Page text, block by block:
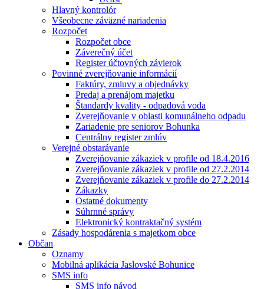
Hlavný kontrolór
Všeobecne záväzné nariadenia
Rozpočet
Rozpočet obce
Záverečný účet
Register účtovných závierok
Povinné zverejňovanie informácií
Faktúry, zmluvy a objednávky
Predaj a prenájom majetku
Štandardy kvality - odpadová voda
Zverejňovanie v oblasti komunálneho odpadu
Zariadenie pre seniorov Bohunka
Centrálny register zmlúv
Verejné obstarávanie
Zverejňovanie zákaziek v profile od 18.4.2016
Zverejňovanie zákaziek v profile od 27.2.2014
Zverejňovanie zákaziek v profile do 27.2.2014
Zákazky
Ostatné dokumenty
Súhrnné správy
Elektronický kontraktačný systém
Zásady hospodárenia s majetkom obce
Občan
Oznamy
Mobilná aplikácia Jaslovské Bohunice
SMS info
SMS info návod